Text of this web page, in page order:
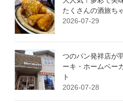
たくさんの酒旅ち
2026-07-29
つのパン発祥店が
ーキ・ホームベー
ト
2026-07-28